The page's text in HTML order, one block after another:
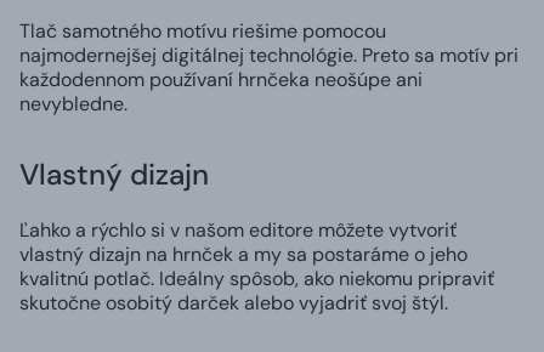
Tlač samotného motívu riešime pomocou
najmodernejšej digitálnej technológie. Preto sa motív pri
každodennom používaní hrnčeka neošúpe ani
nevybledne.
Vlastný dizajn
Ľahko a rýchlo si v našom editore môžete vytvoriť
vlastný dizajn na hrnček a my sa postaráme o jeho
kvalitnú potlač. Ideálny spôsob, ako niekomu pripraviť
skutočne osobitý darček alebo vyjadriť svoj štýl.